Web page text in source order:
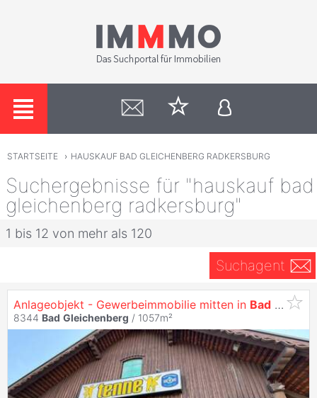
STARTSEITE › HAUSKAUF BAD GLEICHENBERG RADKERSBURG
Suchergebnisse für "hauskauf bad
gleichenberg radkersburg"
1 bis 12 von mehr als 120
Suchagent
Anlageobjekt - Gewerbeimmobilie mitten in Bad
8344 Bad Gleichenberg / 1057m²